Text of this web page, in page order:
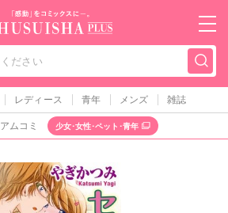
秋水社PLUS（テ
レディース 青年 メンズ 雑誌
アムコミ 少女･女性･ペット･青年